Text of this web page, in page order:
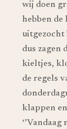
wij doen
hebben de
uitgezocht
dus zagen
kieltjes,
de regels
klappen